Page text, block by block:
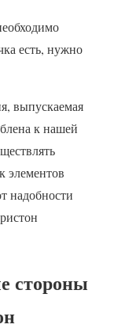
есть, нужно
выпускаемая
к нашей
элементов
надобности
стороны